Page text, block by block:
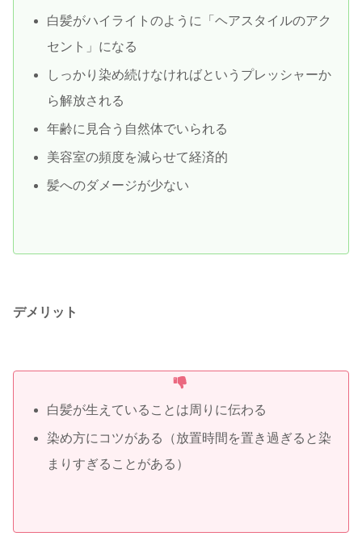
白髪がハイライトのように「ヘアスタイルのアク
セント」になる
しっかり染め続けなければというプレッシャーか
ら解放される
年齢に見合う自然体でいられる
美容室の頻度を減らせて経済的
髪へのダメージが少ない
デメリット
白髪が生えていることは周りに伝わる
染め方にコツがある（放置時間を置き過ぎると染
まりすぎることがある）